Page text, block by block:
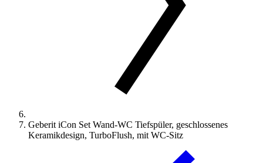
Geberit iCon Set Wand-WC Tiefspüler, geschlossenes
Keramikdesign, TurboFlush, mit WC-Sitz